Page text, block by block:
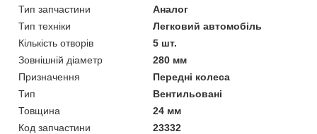
Тип запчастини
Аналог
Тип техніки
Легковий автомобіль
Кількість отворів
5 шт.
Зовнішній діаметр
280 мм
Призначення
Передні колеса
Тип
Вентильовані
Товщина
24 мм
Код запчастини
23332